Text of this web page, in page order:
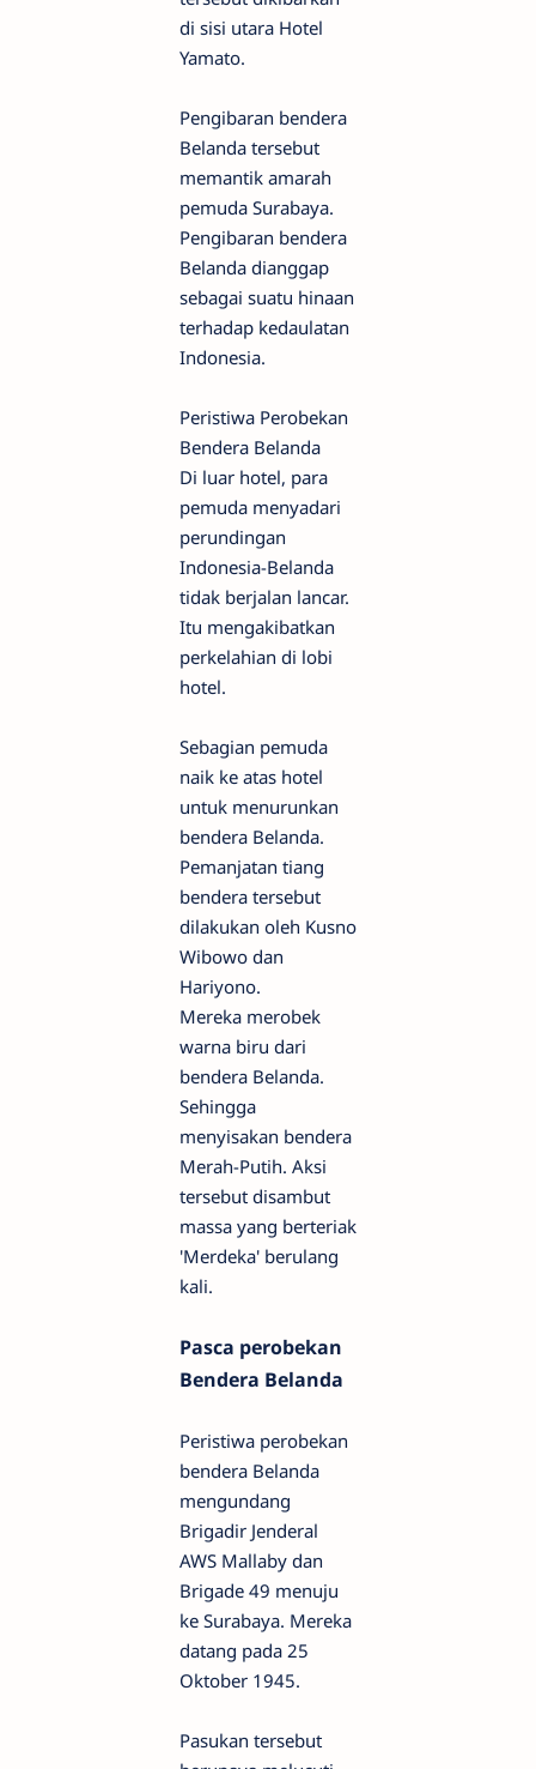
di sisi utara Hotel
Yamato.
Pengibaran bendera
Belanda tersebut
memantik amarah
pemuda Surabaya.
Pengibaran bendera
Belanda dianggap
sebagai suatu hinaan
terhadap kedaulatan
Indonesia.
Peristiwa Perobekan
Bendera Belanda
Di luar hotel, para
pemuda menyadari
perundingan
Indonesia-Belanda
tidak berjalan lancar.
Itu mengakibatkan
perkelahian di lobi
hotel.
Sebagian pemuda
naik ke atas hotel
untuk menurunkan
bendera Belanda.
Pemanjatan tiang
bendera tersebut
dilakukan oleh Kusno
Wibowo dan
Hariyono.
Mereka merobek
warna biru dari
bendera Belanda.
Sehingga
menyisakan bendera
Merah-Putih. Aksi
tersebut disambut
massa yang berteriak
'Merdeka' berulang
kali.
Pasca perobekan
Bendera Belanda
Peristiwa perobekan
bendera Belanda
mengundang
Brigadir Jenderal
AWS Mallaby dan
Brigade 49 menuju
ke Surabaya. Mereka
datang pada 25
Oktober 1945.
Pasukan tersebut